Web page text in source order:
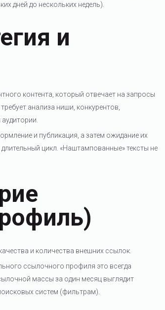
дней до нескольких недель).
и
контента, который отвечает на запросы
анализа ниши, конкурентов,
и публикация, а затем ожидание их
цикл. «Наштампованные» тексты не
и количества внешних ссылок.
ссылочного профиля это всегда
массы за один месяц выглядит
систем (фильтрам).